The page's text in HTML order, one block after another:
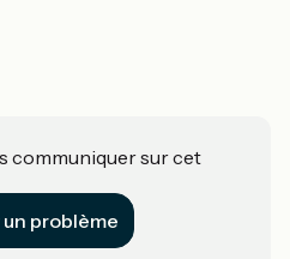
communiquer sur cet
un problème